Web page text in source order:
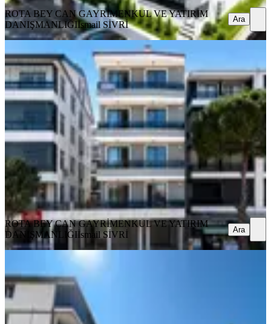
ROTA BEY CAN GAYRİMENKUL VE YATIRIM
DANIŞMANLIĞIİsmail SİVRİ Ara
Rota'dan | 3+1 | Ultra Lüx | Cadde
Üzerinde | Geniş Ferah Daire
Ayvalık, Altınova Mahallesi
3+1· 120 m²· 5. Kat· 08.08.2026
6.150.000 ₺
ROTA BEY CAN GAYRİMENKUL VE YATIRIM
DANIŞMANLIĞI
İsmail SİVRİ
Ara
ROTA BEY CAN GAYRİMENKUL VE YATIRIM
DANIŞMANLIĞIİsmail SİVRİ Ara
Dağlı !gayrimenkul'den|sahil Yolu|
üzeri|2+1|fırsat|daire
Ayvalık, Altınova Mahallesi